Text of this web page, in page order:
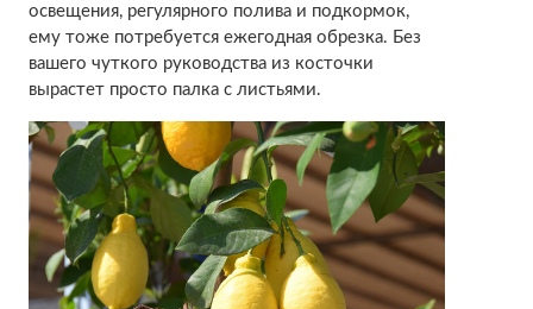
освещения, регулярного полива и подкормок,
ему тоже потребуется ежегодная обрезка. Без
вашего чуткого руководства из косточки
вырастет просто палка с листьями.